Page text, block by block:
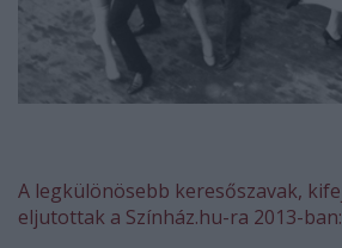
A legkülönösebb keresőszavak,
eljutottak a Színház.hu-ra 2013-ban: